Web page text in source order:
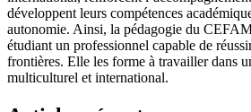
développent leurs compétences
autonomie. Ainsi, la pédagogie du
étudiant un professionnel capable de
frontières. Elle les forme à travailler dans
multiculturel et international.